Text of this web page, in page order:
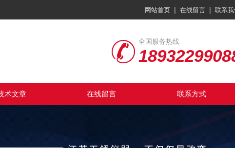
网站首页 | 在线留言 | 联系
全国服务热线
术文章 在线留言 联系方式